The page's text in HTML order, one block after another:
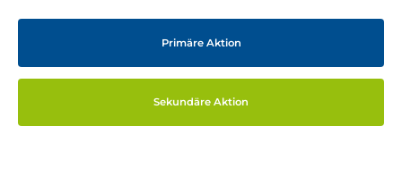
Primäre Aktion
Sekundäre Aktion